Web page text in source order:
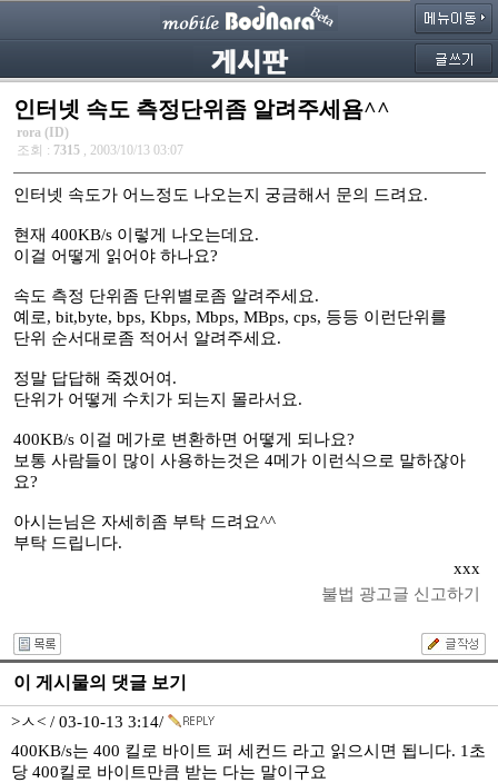
인터넷 속도 측정단위좀 알려주세욤^^
rora (ID)
조회 : 7315 , 2003/10/13 03:07
인터넷 속도가 어느정도 나오는지 궁금해서 문의 드려요.
현재 400KB/s 이렇게 나오는데요.
이걸 어떻게 읽어야 하나요?
속도 측정 단위좀 단위별로좀 알려주세요.
예로, bit,byte, bps, Kbps, Mbps, MBps, cps, 등등 이런단위를
단위 순서대로좀 적어서 알려주세요.
정말 답답해 죽겠어여.
단위가 어떻게 수치가 되는지 몰라서요.
400KB/s 이걸 메가로 변환하면 어떻게 되나요?
보통 사람들이 많이 사용하는것은 4메가 이런식으로 말하잖아
요?
아시는님은 자세히좀 부탁 드려요^^
부탁 드립니다.
xxx
불법 광고글 신고하기
이 게시물의 댓글 보기
>ㅅ< / 03-10-13 3:14/
400KB/s는 400 킬로 바이트 퍼 세컨드 라고 읽으시면 됩니다. 1초
당 400킬로 바이트만큼 받는 다는 말이구요